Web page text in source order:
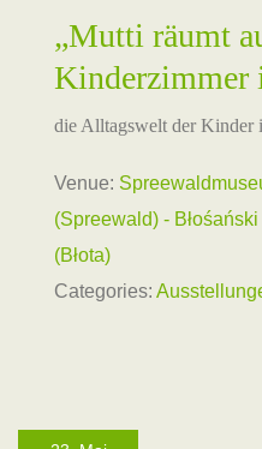
„Mutti räumt
Kinderzimmer
die Alltagswelt der Kinder
Venue:
(Spreewald) -
(Błota)
Categories: